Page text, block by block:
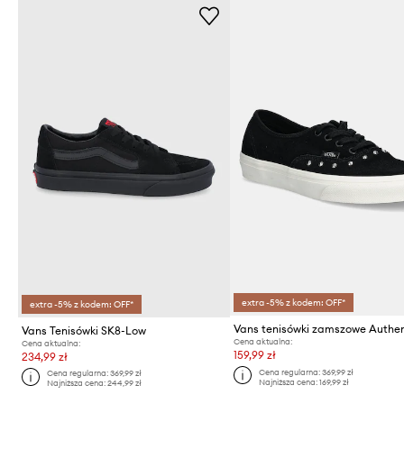
extra -5% z kodem: OFF*
Vans Tenisówki SK8-Low
Cena aktualna:
234,99 zł
Cena regularna:369,99 zł
Najniższa cena:244,99 zł
extra -5% z kodem: OFF*
Vans tenisówki zamszowe
Cena aktualna:
159,99 zł
Cena regularna: 369,99 zł
Najniższa cena: 169,99 zł